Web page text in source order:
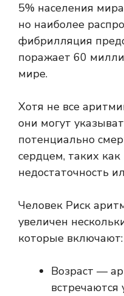
5% населения
но наиболее
фибрилляция
поражает 60
мире.
Хотя не все
они могут
потенциально
сердцем, таких как
недостаточность
Человек Риск
увеличен
которые включают:
Возраст —